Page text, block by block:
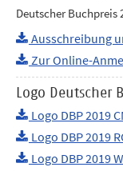
Deutscher Buchpreis
Ausschreibung
Zur Online-
Logo Deutscher
Logo DBP 2019
Logo DBP 2019
Logo DBP 2019